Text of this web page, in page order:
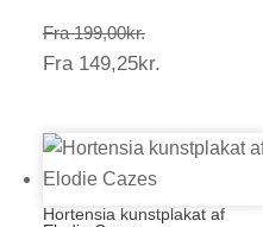
Fra 199,00kr.Prisinterval:
199,00kr.
Fra 149,25kr.
Hortensia kunstplakat af